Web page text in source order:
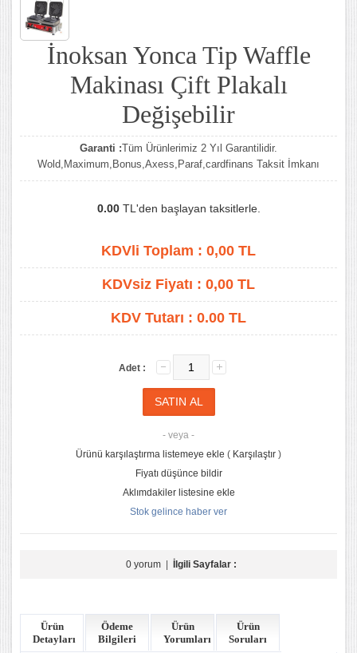
İnoksan Yonca Tip Waffle
Makinası Çift Plakalı
Değişebilir
Garanti :Tüm Ürünlerimiz 2 Yıl Garantilidir.
Wold,Maximum,Bonus,Axess,Paraf,cardfinans Taksit İmkanı
0.00TL'den başlayan taksitlerle.
KDVli Toplam : 0,00 TL
KDVsiz Fiyatı : 0,00 TL
KDV Tutarı : 0.00 TL
Adet :
- veya -
Ürünü karşılaştırma listemeye ekle ( Karşılaştır )
Fiyatı düşünce bildir
Aklımdakiler listesine ekle
Stok gelince haber ver
0 yorum| İlgili Sayfalar :
Ürün
Detayları
Ödeme
Bilgileri
Ürün
Yorumları
Ürün
Soruları